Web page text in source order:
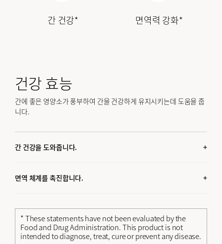
간 건강* 면역력 강화*
건강 효능
간에 좋은 영양소가 풍부하여 간을 건강하게 유지시키는데 도움을 줍
니다.
간 건강을 도와줍니다.
이 포함되어 있습니다
면역 체계를 촉진합니다.
* These statements have not been evaluated by the
Food and Drug Administration. This product is not
intended to diagnose, treat, cure or prevent any disease.